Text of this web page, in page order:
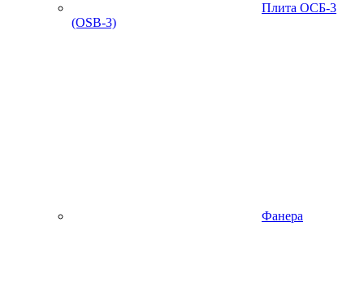
Плита ОСБ-3
(OSB-3)
Фанера